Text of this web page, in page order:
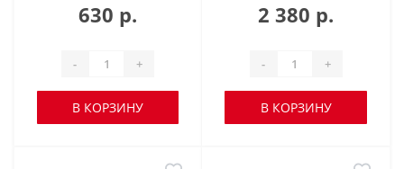
630 р.
- +
В КОРЗИНУ
2 380 р.
- +
В КОРЗИНУ